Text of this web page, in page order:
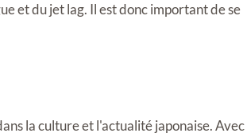
et du jet lag. Il est donc important de se
la culture et l'actualité japonaise. Avec